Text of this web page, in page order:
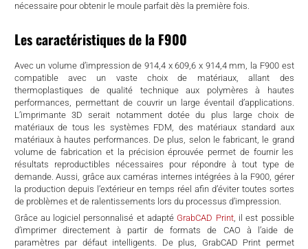
nécessaire pour obtenir le moule parfait dès la première fois.
Les caractéristiques de la F900
Avec un volume d’impression de 914,4 x 609,6 x 914,4 mm, la F900 est
compatible avec un vaste choix de matériaux, allant des
thermoplastiques de qualité technique aux polymères à hautes
performances, permettant de couvrir un large éventail d’applications.
L’imprimante 3D serait notamment dotée du plus large choix de
matériaux de tous les systèmes FDM, des matériaux standard aux
matériaux à hautes performances. De plus, selon le fabricant, le grand
volume de fabrication et la précision éprouvée permet de fournir les
résultats reproductibles nécessaires pour répondre à tout type de
demande. Aussi, grâce aux caméras internes intégrées à la F900, gérer
la production depuis l’extérieur en temps réel afin d’éviter toutes sortes
de problèmes et de ralentissements lors du processus d’impression.
Grâce au logiciel personnalisé et adapté GrabCAD Print, il est possible
d’imprimer directement à partir de formats de CAO à l’aide de
paramètres par défaut intelligents. De plus, GrabCAD Print permet